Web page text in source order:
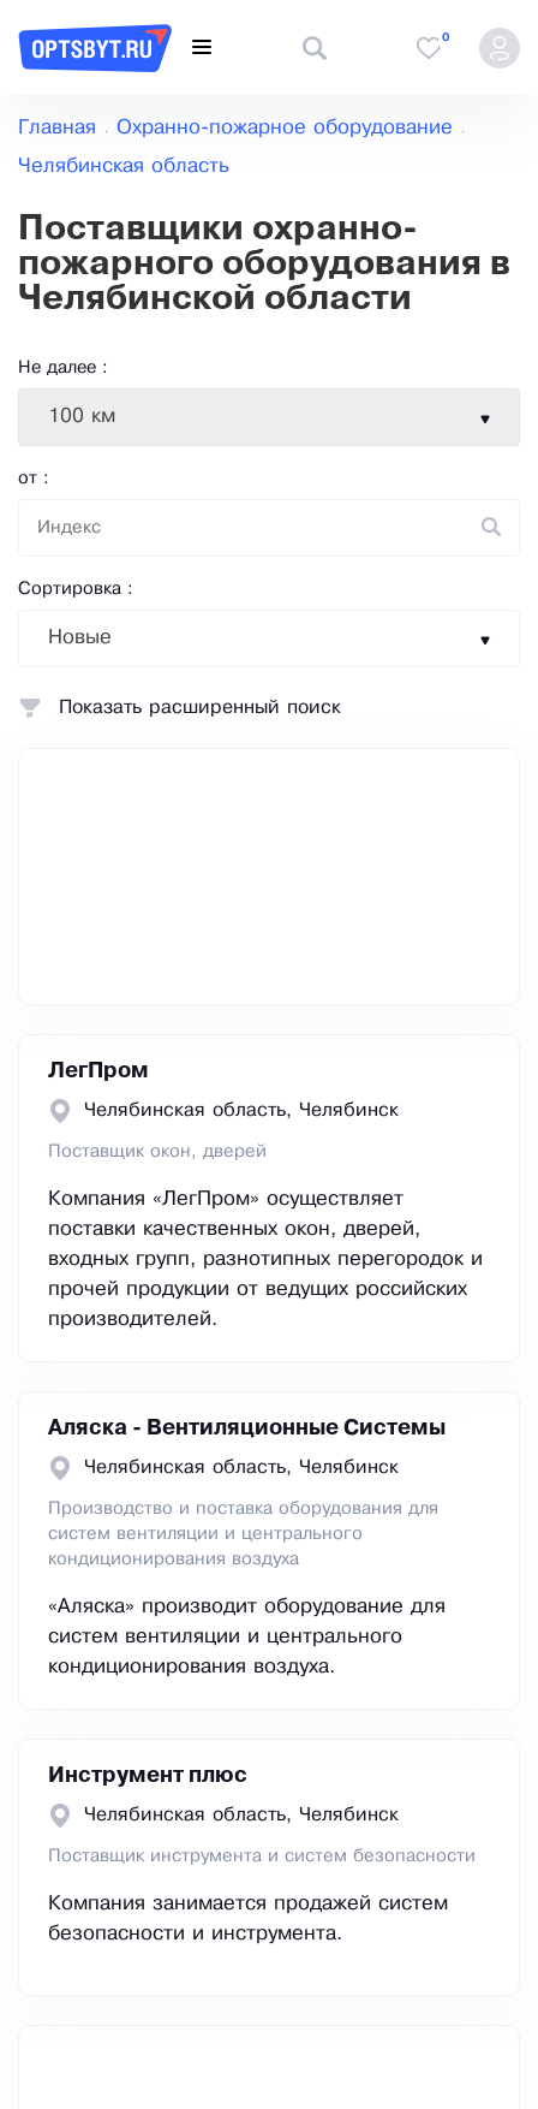
0
Главная Охранно-пожарное оборудование
Челябинская область
Поставщики охранно-
пожарного оборудования в
Челябинской области
Не далее :
100 км
от :
Сортировка :
Новые
ЛегПром
Челябинская область, Челябинск
Поставщик окон, дверей
Компания «ЛегПром» осуществляет
поставки качественных окон, дверей,
входных групп, разнотипных перегородок и
прочей продукции от ведущих российских
производителей.
Аляска - Вентиляционные Системы
Челябинская область, Челябинск
Производство и поставка оборудования для
систем вентиляции и центрального
кондиционирования воздуха
«Аляска» производит оборудование для
систем вентиляции и центрального
кондиционирования воздуха.
Инструмент плюс
Челябинская область, Челябинск
Поставщик инструмента и систем безопасности
Компания занимается продажей систем
безопасности и инструмента.
Показать расширенный поиск